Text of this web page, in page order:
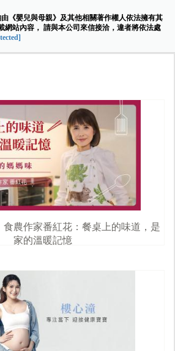
《嬰兒與母親》及其他相關著作權人依法擁有其
網站內容， 請與本公司來信接洽，違者將依法處
食農作家番紅花：餐桌上的味道，是
家的溫暖記憶